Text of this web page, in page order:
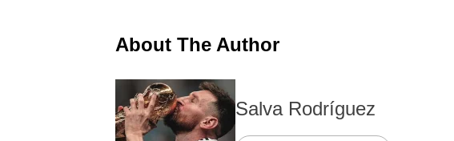
About The Author
Salva Rodríguez